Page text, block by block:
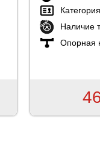
Наличие
Опорная